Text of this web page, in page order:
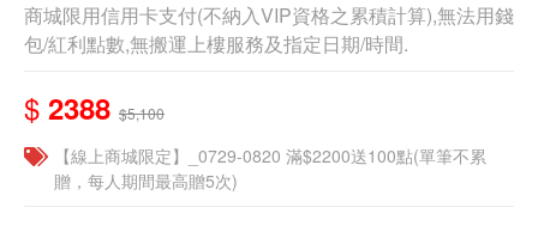
商城限用信用卡支付(不納入VIP資格之累積計算),無法用錢
包/紅利點數,無搬運上樓服務及指定日期/時間.
$ 2388 $5,100
【線上商城限定】_0729-0820 滿$2200送100點(單筆不累
贈，每人期間最高贈5次)